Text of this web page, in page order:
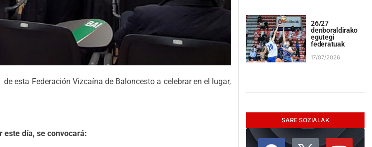
de esta Federación Vizcaína de Baloncesto a celebrar en el lugar,
este día, se convocará:
26/27
denboraldirako
egutegi
federatuak
17/07/2026
SARE SOZIALAK